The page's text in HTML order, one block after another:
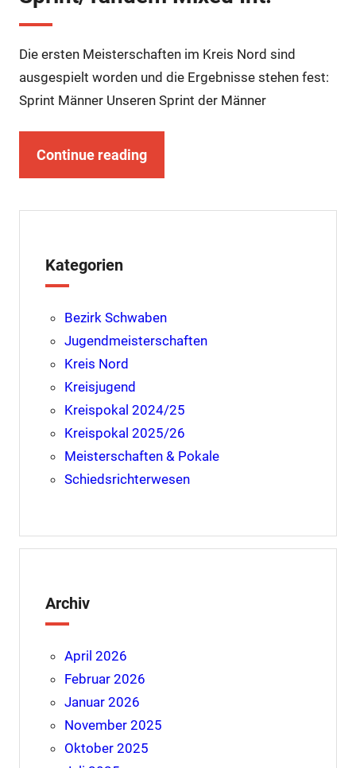
Die ersten Meisterschaften im Kreis Nord sind
ausgespielt worden und die Ergebnisse stehen fest:
Sprint Männer Unseren Sprint der Männer
Continue reading
Kategorien
Bezirk Schwaben
Jugendmeisterschaften
Kreis Nord
Kreisjugend
Kreispokal 2024/25
Kreispokal 2025/26
Meisterschaften & Pokale
Schiedsrichterwesen
Archiv
April 2026
Februar 2026
Januar 2026
November 2025
Oktober 2025